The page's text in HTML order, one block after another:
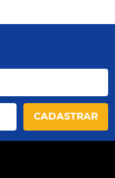
CADASTRAR